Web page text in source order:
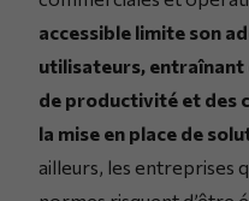
accessible limite son
utilisateurs, entraînant
de productivité et des
la mise en place de
ailleurs, les entreprises